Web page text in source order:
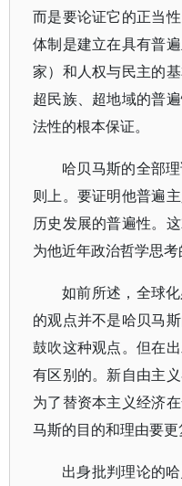
而是要论证它的正当
体制是建立在具有普
家）和人权与民主的
超民族、超地域的普
法性的根本保证。
哈贝马斯的全部
则上。要证明他普遍
历史发展的普遍性。
为他近年政治哲学思
如前所述，全球
的观点并不是哈贝马
鼓吹这种观点。但在
有区别的。新自由主
为了替资本主义经济
马斯的目的和理由要
出身批判理论的